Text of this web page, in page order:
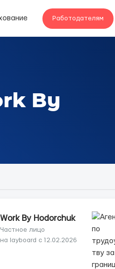
Работодателям
By
Work By Hodorchuk
Частное лицо
на layboard с 12.02.2026